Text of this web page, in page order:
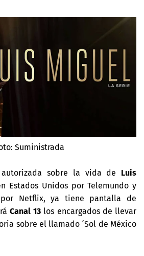
Suministrada
sobre la vida de Luis
Estados Unidos por Telemundo y
Netflix, ya tiene pantalla de
Canal 13 los encargados de llevar
sobre el llamado ´Sol de México